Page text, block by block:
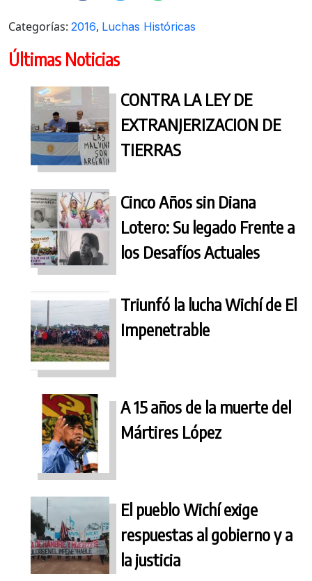
Categorías: 2016, Luchas Históricas
Últimas Noticias
CONTRA LA LEY DE
EXTRANJERIZACION DE
TIERRAS
Cinco Años sin Diana
Lotero: Su legado Frente a
los Desafíos Actuales
Triunfó la lucha Wichí de El
Impenetrable
A 15 años de la muerte del
Mártires López
El pueblo Wichí exige
respuestas al gobierno y a
la justicia